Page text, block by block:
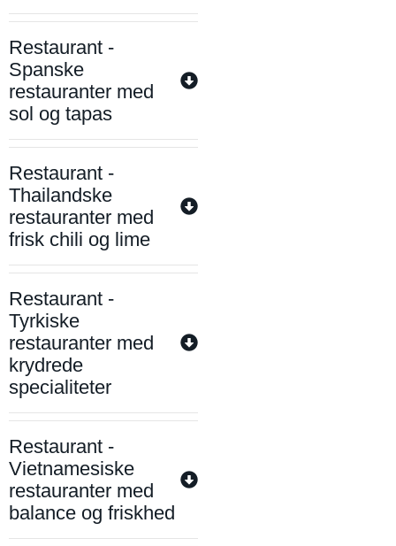
Restaurant -
Spanske
restauranter med
sol og tapas
Restaurant -
Thailandske
restauranter med
frisk chili og lime
Restaurant -
Tyrkiske
restauranter med
krydrede
specialiteter
Restaurant -
Vietnamesiske
restauranter med
balance og friskhed